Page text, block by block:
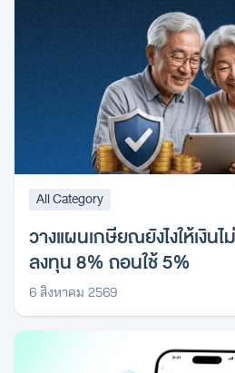
All Category
วางแผนเกษียณยังไงให้เงิน
ลงทุน 8% ถอนใช้ 5%
6 สิงหาคม 2569